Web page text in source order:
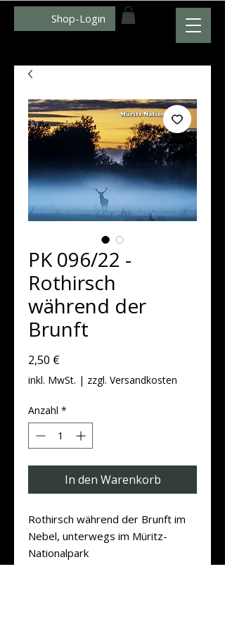
Shop-Login
PK 096/22 -
Rothirsch
während der
Brunft
2,50 €Preis
inkl. MwSt. | zzgl. Versandkosten
Anzahl *
In den Warenkorb
Rothirsch während der Brunft im
Nebel, unterwegs im Müritz-
Nationalpark